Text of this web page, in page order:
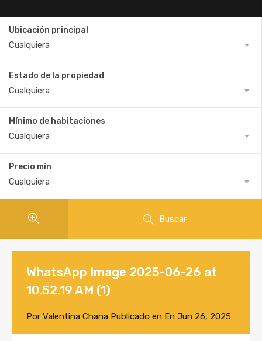
Ubicación principal
Cualquiera
Estado de la propiedad
Cualquiera
Mínimo de habitaciones
Cualquiera
Precio mín
Cualquiera
Buscar
WhatsApp Image 2025-06-26 at
10.52.19 AM (1)
Por Valentina Chana Publicado en En Jun 26, 2025